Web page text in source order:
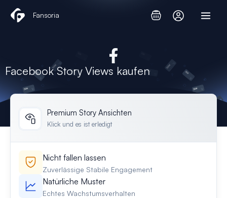
Inhalt
Fansoria
Facebook Story Views kaufen
Premium Story Ansichten
Klick und es ist erledigt
Nicht fallen lassen
Zuverlässige Stabile Engagement
Natürliche Muster
Echtes Wachstumsverhalten